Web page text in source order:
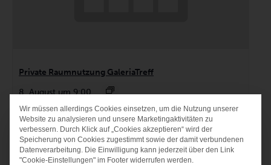
Private Raumnutzung GaleriaTreff
8. August um 9:00
DATENSCHUTZ-
Wir müssen allerdings Cookies einsetzen, um die Nutzung unserer
Website zu analysieren und unsere Marketingaktivitäten zu
verbessern. Durch Klick auf „Cookies akzeptieren“ wird der
Speicherung von Cookies zugestimmt sowie der damit verbundenen
Datenverarbeitung. Die Einwilligung kann jederzeit über den Link
"Cookie-Einstellungen" im Footer widerrufen werden.